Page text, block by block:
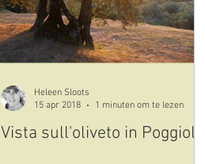
Vista sull'oliveto in Poggiolo
Heleen Sloots
15 apr 2018
1 minuten om te lezen